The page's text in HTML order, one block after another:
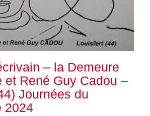
– la Demeure
et René Guy Cadou –
Journées du
2024